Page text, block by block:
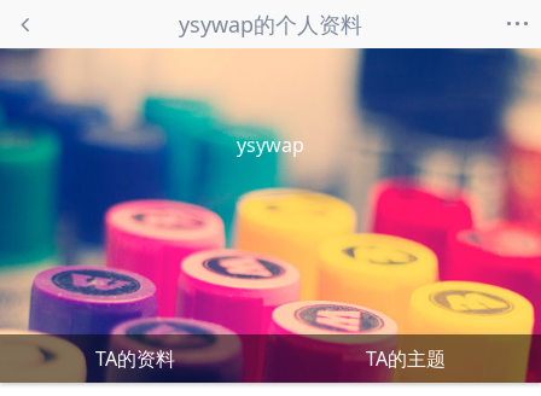
ysywap的个人资料 ...
ysywap
TA的资料 TA的主题